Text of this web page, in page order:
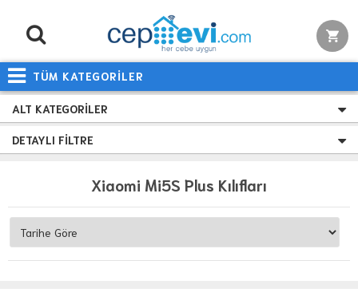
TÜM KATEGORİLER
ALT KATEGORILER
DETAYLI FILTRE
Xiaomi Mi5S Plus Kılıfları